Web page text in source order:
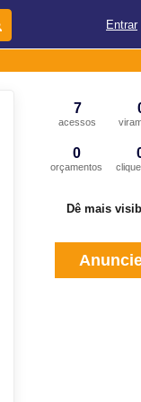
Entrar
7
acessos
0
orçamentos
Dê mais